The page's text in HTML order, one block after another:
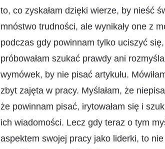
to, co zyskałam dzięki wierze, by nieść
mnóstwo trudności, ale wynikały one z
podczas gdy powinnam tylko uciszyć
próbowałam szukać prawdy ani
wymówek, by nie pisać artykułu.
zbyt zajęta w pracy. Myślałam, że
że powinnam pisać, irytowałam się i
ich wiadomości. Lecz gdy teraz o tym
aspektem swojej pracy jako liderki, to